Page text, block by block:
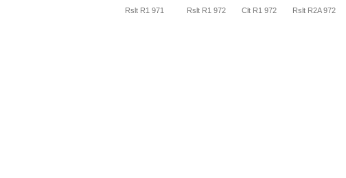
Rslt R1 971 Rslt R1 972 Clt R1 972 Rslt R2A 972